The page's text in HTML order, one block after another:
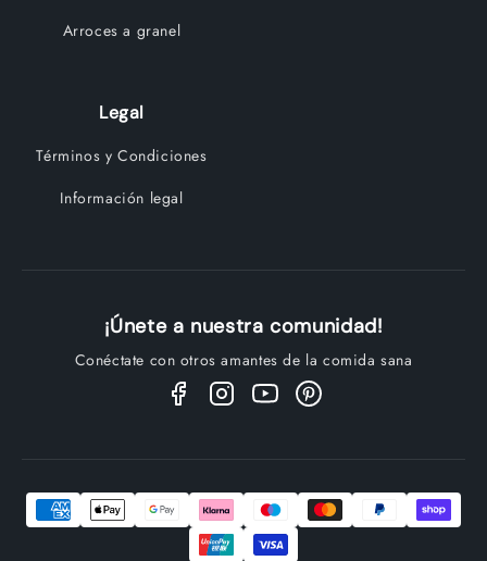
Arroces a granel
Legal
Términos y Condiciones
Información legal
¡Únete a nuestra comunidad!
Conéctate con otros amantes de la comida sana